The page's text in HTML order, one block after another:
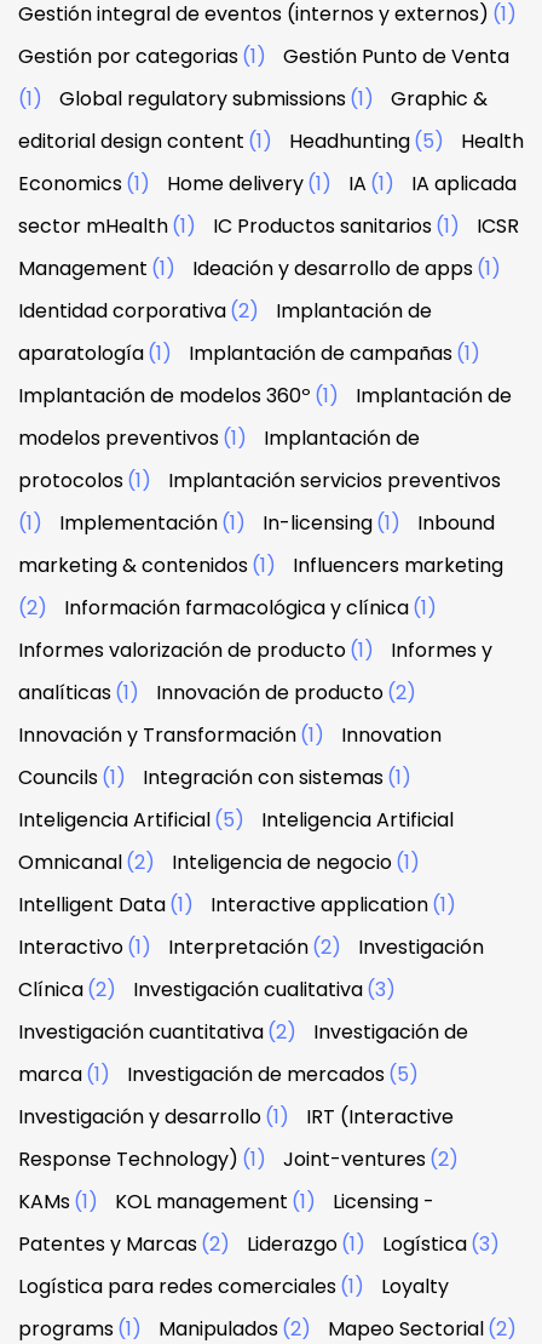
Gestión integral de eventos (internos y externos) (1)
Gestión por categorias(1)
Gestión Punto de Venta
(1)
Global regulatory submissions(1)
Graphic &
editorial design content (1) Headhunting(5)
Health
Economics(1) Home delivery(1) IA (1)
IA aplicada
sector mHealth(1) IC Productos sanitarios(1)
ICSR
Management (1) Ideación y desarrollo de apps(1)
Identidad corporativa(2)
Implantación de
aparatología(1) Implantación de campañas(1)
Implantación de modelos 360º (1)
Implantación de
modelos preventivos(1)
Implantación de
protocolos(1)
Implantación servicios preventivos
(1)
Implementación(1) In-licensing(1)
Inbound
marketing & contenidos(1)
Influencers marketing
(2)
Información farmacológica y clínica(1)
Informes valorización de producto(1)
Informes y
analíticas(1) Innovación de producto(2)
Innovación y Transformación(1)
Innovation
Councils(1) Integración con sistemas(1)
Inteligencia Artificial(5)
Inteligencia Artificial
Omnicanal(2) Inteligencia de negocio(1)
Intelligent Data(1) Interactive application(1)
Interactivo(1) Interpretación(2)
Investigación
Clínica(2) Investigación cualitativa(3)
Investigación cuantitativa(2)
Investigación de
marca(1) Investigación de mercados(5)
Investigación y desarrollo(1)
IRT (Interactive
Response Technology) (1) Joint-ventures(2)
KAMs(1) KOL management (1)
Licensing -
Patentes y Marcas(2) Liderazgo(1) Logística(3)
Logística para redes comerciales(1)
Loyalty
programs(1) Manipulados(2) Mapeo Sectorial(2)